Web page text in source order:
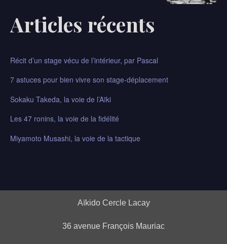
Articles récents
Récit d’un stage vécu de l’intérieur, par Pascal​
7 astuces pour bien vivre son stage-déplacement
Sokaku Takeda, la voie de l’Aïki
Les 47 ronins, la voie de la fidélité
Miyamoto Musashi, la voie de la tactique
Aïkido Cercle Lacay
36 avenue François Mauriac